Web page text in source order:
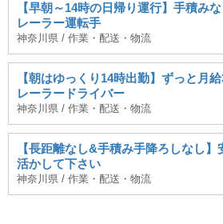
【早朝～14時の日帰り運行】手積み
レーラー運転手
神奈川県 / 作業・配送・物流
【朝はゆっくり14時出勤】ずっと月
レーラードライバー
神奈川県 / 作業・配送・物流
【長距離なし&手積み手降ろしなし
活かして下さい
神奈川県 / 作業・配送・物流